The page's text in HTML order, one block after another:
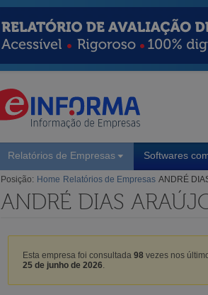
Relatórios de Empresas Softwares
Posição: Home Relatórios de Empresas ANDRÉ
ANDRÉ DIAS
Esta empresa foi consultada 98 vezes nos
25 de junho de 2026